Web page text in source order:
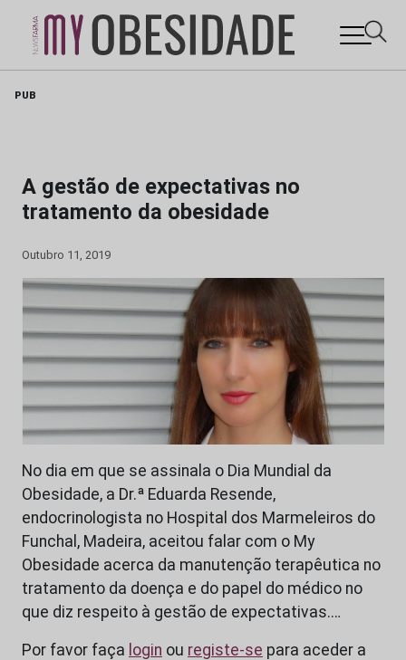
PUB
A gestão de expectativas no
tratamento da obesidade
Outubro 11, 2019
No dia em que se assinala o Dia Mundial da
Obesidade, a Dr.ª Eduarda Resende,
endocrinologista no Hospital dos Marmeleiros do
Funchal, Madeira, aceitou falar com o My
Obesidade acerca da manutenção terapêutica no
tratamento da doença e do papel do médico no
que diz respeito à gestão de expectativas.…
Por favor faça login ou registe-se para aceder a